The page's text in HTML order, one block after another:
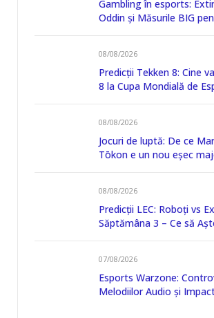
Gambling în esports:
Oddin și Măsurile BIG
08/08/2026
Predicții Tekken 8: Cine
8 la Cupa Mondială de
08/08/2026
Jocuri de luptă: De ce
Tōkon e un nou eșec
08/08/2026
Predicții LEC: Roboți vs
Săptămâna 3 – Ce să
07/08/2026
Esports Warzone:
Melodiilor Audio și